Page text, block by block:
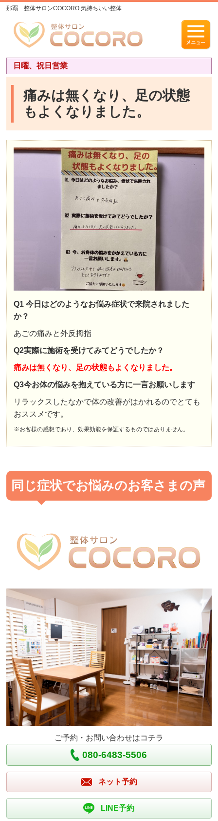
那覇 整体サロンCOCORO 気持ちいい整体
日曜、祝日営業
痛みは無くなり、足の状態
もよくなりました。
Q1 今日はどのようなお悩み症状で来院されました
か？
あごの痛みと外反拇指
Q2実際に施術を受けてみてどうでしたか？
痛みは無くなり、足の状態もよくなりました。
Q3今お体の悩みを抱えている方に一言お願いします
リラックスしたなかで体の改善がはかれるのでとても
おススメです。
※お客様の感想であり、効果効能を保証するものではありません。
同じ症状でお悩みのお客さまの声
ご予約・お問い合わせはコチラ
080-6483-5506
ネット予約
LINE予約